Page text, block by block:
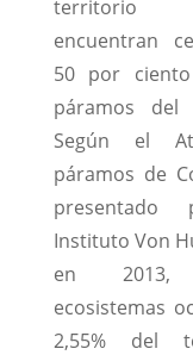
encuentran
50 por
páramos del
Según el
páramos de
Instituto Von
en 2013,
ecosistemas
2,55% del